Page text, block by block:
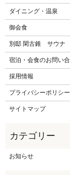
ダイニング・温泉
御会食
別邸 閑古錐 サウナ
宿泊・会食のお問い
採用情報
プライバシーポリシー
サイトマップ
お知らせ